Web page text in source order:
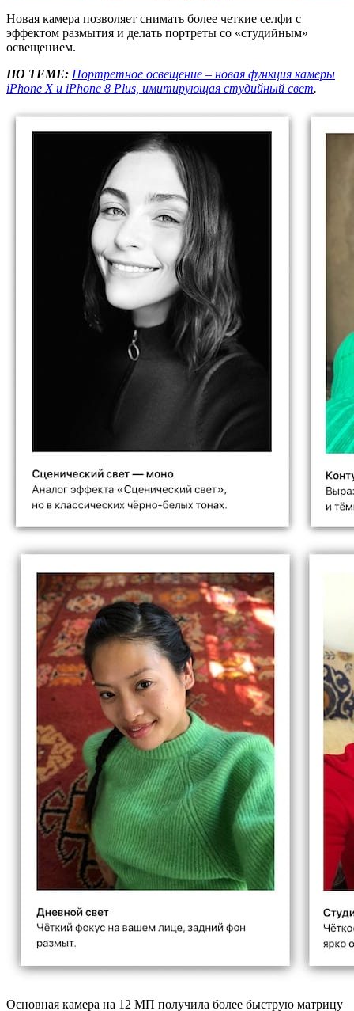
Новая камера позволяет снимать более четкие селфи с
эффектом размытия и делать портреты со «студийным»
освещением.
ПО ТЕМЕ: Портретное освещение – новая функция камеры
iPhone X и iPhone 8 Plus, имитирующая студийный свет.
Основная камера на 12 МП получила более быструю матрицу